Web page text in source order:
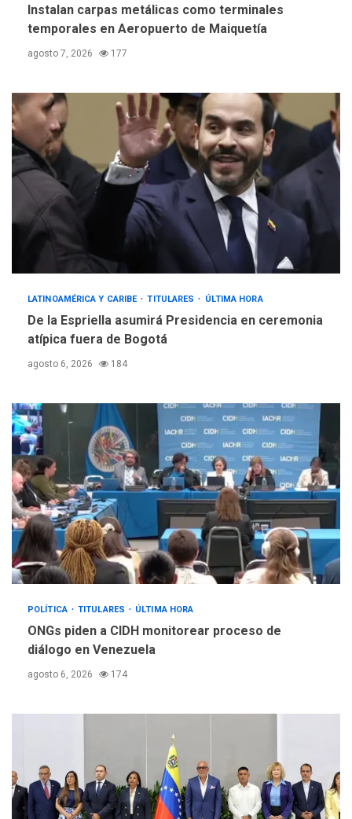
Instalan carpas metálicas como terminales
temporales en Aeropuerto de Maiquetía
agosto 7, 2026 177
LATINOAMÉRICA Y CARIBE TITULARES ÚLTIMA HORA
De la Espriella asumirá Presidencia en ceremonia
atípica fuera de Bogotá
agosto 6, 2026 184
POLÍTICA TITULARES ÚLTIMA HORA
ONGs piden a CIDH monitorear proceso de
diálogo en Venezuela
agosto 6, 2026 174